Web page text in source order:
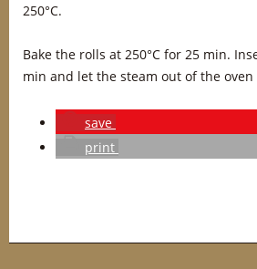
250°C.
Bake the rolls at 250°C for 25 min.
min and let the steam out of the
save
print